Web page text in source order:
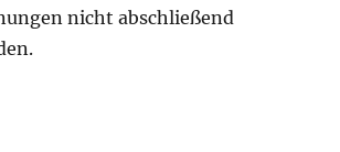
nicht abschließend